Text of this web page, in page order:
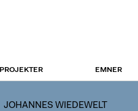
PROJEKTER EMNER
JOHANNES WIEDEWELT